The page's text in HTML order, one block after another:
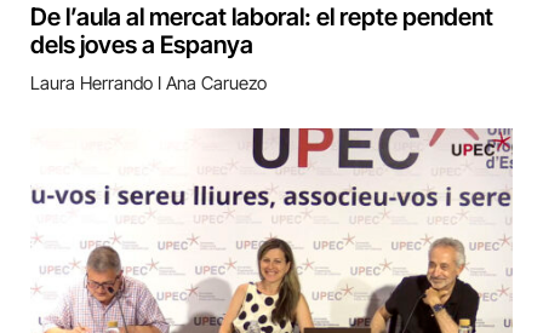
De l’aula al mercat laboral: el repte pendent
dels joves a Espanya
Laura Herrando I Ana Caruezo